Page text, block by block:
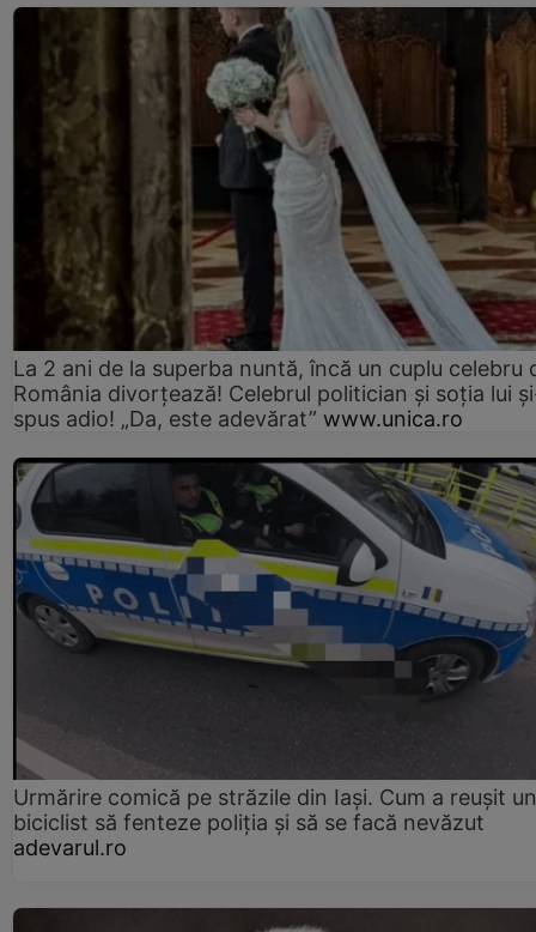
La 2 ani de la superba nuntă, încă un cuplu celebru
România divorțează! Celebrul politician și soția lui
spus adio! „Da, este adevărat” www.unica.ro
Urmărire comică pe străzile din Iași. Cum a reușit un
biciclist să fenteze poliția și să se facă nevăzut
adevarul.ro